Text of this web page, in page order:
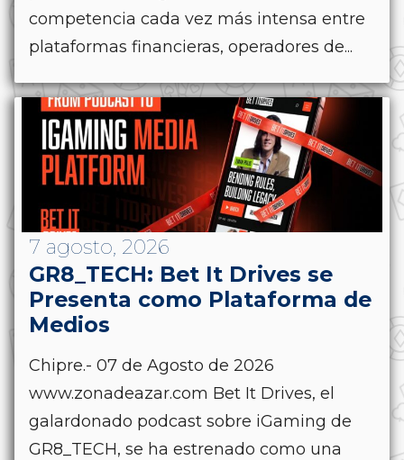
competencia cada vez más intensa entre
plataformas financieras, operadores de...
7 agosto, 2026
GR8_TECH: Bet It Drives se
Presenta como Plataforma de
Medios
Chipre.- 07 de Agosto de 2026
www.zonadeazar.com Bet It Drives, el
galardonado podcast sobre iGaming de
GR8_TECH, se ha estrenado como una